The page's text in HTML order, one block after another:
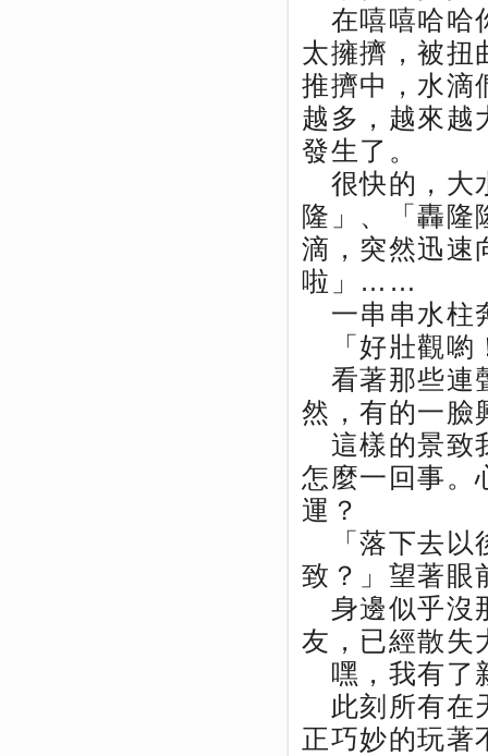
在嘻嘻哈哈
太擁擠，被扭
推擠中，水滴
越多，越來越
發生了。
很快的，大
隆」、「轟
滴，突然迅速
啦」……
一串串水柱
「好壯觀喲
看著那些連
然，有的一
這樣的景致
怎麼一回事。
運？
「落下去以
致？」望著眼
身邊似乎沒
友，已經散失
嘿，我有了
此刻所有在
正巧妙的玩著